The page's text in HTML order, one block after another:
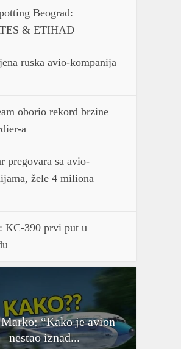
Beograd:
& ETIHAD
ruska avio-kompanija
oborio rekord brzine
a
pregovara sa avio-
žele 4 miliona
KC-390 prvi put u
“Kako je avion
nestao iznad...